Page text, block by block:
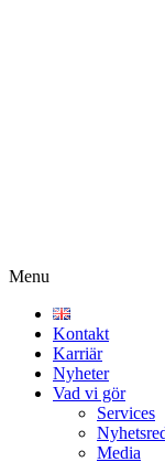
Menu
Kontakt
Karriär
Nyheter
Vad vi gör
Services
Media